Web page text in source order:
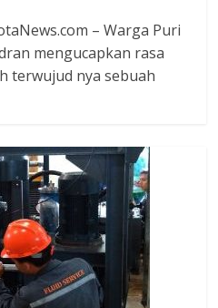
– Warga Puri
mengucapkan rasa
terwujud nya sebuah